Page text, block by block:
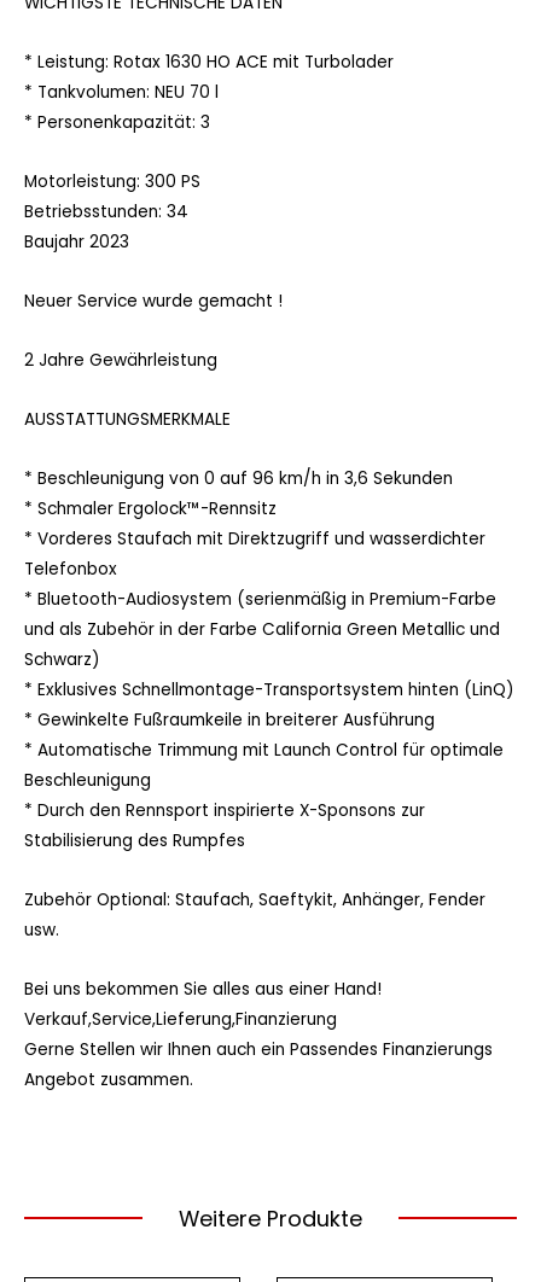
* Leistung: Rotax 1630 HO ACE mit Turbolader
* Tankvolumen: NEU 70 l
* Personenkapazität: 3
Motorleistung: 300 PS
Betriebsstunden: 34
Baujahr 2023
Neuer Service wurde gemacht !
2 Jahre Gewährleistung
AUSSTATTUNGSMERKMALE
* Beschleunigung von 0 auf 96 km/h in 3,6 Sekunden
* Schmaler Ergolock™-Rennsitz
* Vorderes Staufach mit Direktzugriff und wasserdichter
Telefonbox
* Bluetooth-Audiosystem (serienmäßig in Premium-Farbe
und als Zubehör in der Farbe California Green Metallic und
Schwarz)
* Exklusives Schnellmontage-Transportsystem hinten (LinQ)
* Gewinkelte Fußraumkeile in breiterer Ausführung
* Automatische Trimmung mit Launch Control für optimale
Beschleunigung
* Durch den Rennsport inspirierte X-Sponsons zur
Stabilisierung des Rumpfes
Zubehör Optional: Staufach, Saeftykit, Anhänger, Fender
usw.
Bei uns bekommen Sie alles aus einer Hand!
Verkauf,Service,Lieferung,Finanzierung
Gerne Stellen wir Ihnen auch ein Passendes Finanzierungs
Angebot zusammen.
Weitere Produkte